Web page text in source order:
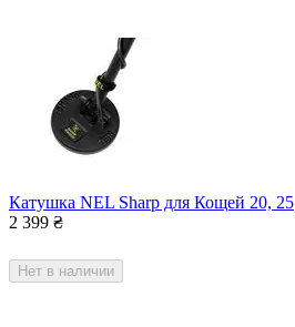
Катушка NEL Sharp для Кощей 20, 25
2 399 ₴
Нет в наличии